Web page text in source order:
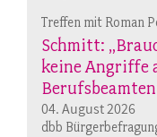
Treffen mit Roman
Schmitt:
keine Angriffe
04. August 2026
dbb